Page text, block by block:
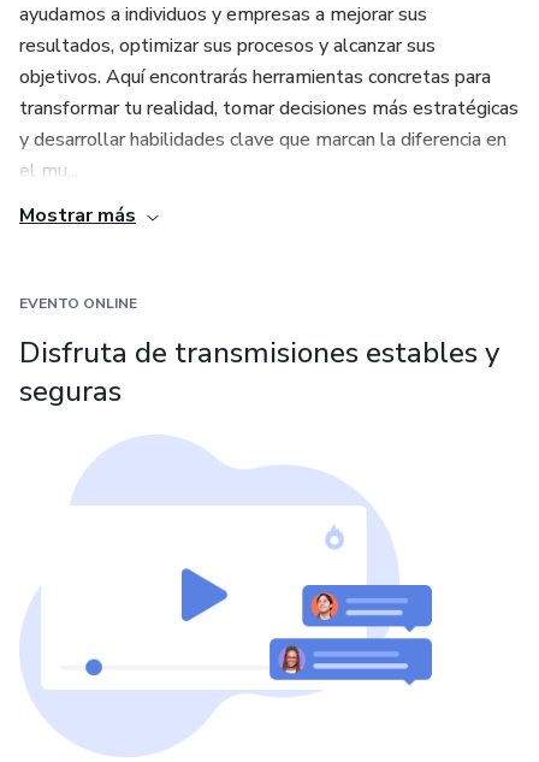
ayudamos a individuos y empresas a mejorar sus
resultados, optimizar sus procesos y alcanzar sus
objetivos. Aquí encontrarás herramientas concretas para
transformar tu realidad, tomar decisiones más estratégicas
y desarrollar habilidades clave que marcan la diferencia en
el mu...
Mostrar más
EVENTO ONLINE
Disfruta de transmisiones estables y
seguras